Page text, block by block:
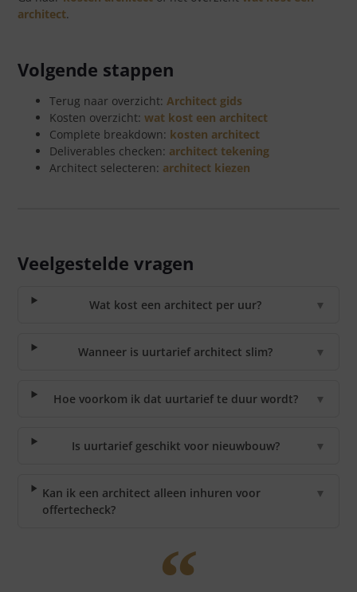
architect.
Volgende stappen
Terug naar overzicht:Architect gids
Kosten overzicht:wat kost een architect
Complete breakdown: kosten architect
Deliverables checken: architect tekening
Architect selecteren: architect kiezen
Veelgestelde vragen
Wat kost een architect per uur? ▼
Wanneer is uurtarief architect slim? ▼
Hoe voorkom ik dat uurtarief te duur wordt? ▼
Is uurtarief geschikt voor nieuwbouw? ▼
Kan ik een architect alleen inhuren voor
offertecheck?
▼